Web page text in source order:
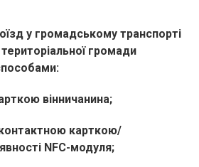
у громадському транспорті
територіальної громади
вінничанина;
карткою/
NFC-модуля;